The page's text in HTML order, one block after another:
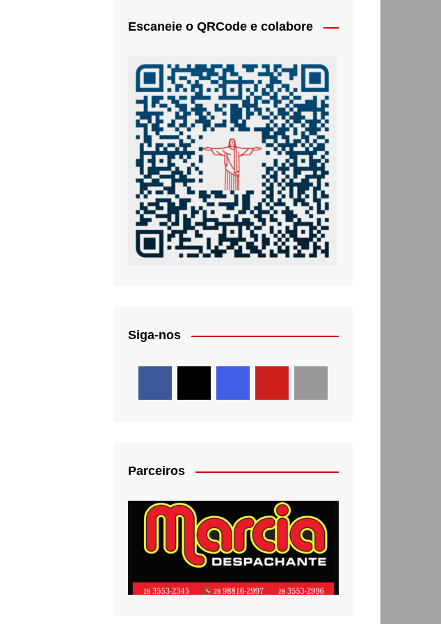
Escaneie o QRCode e colabore
Siga-nos
Parceiros